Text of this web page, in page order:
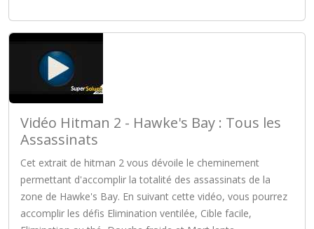
Vidéo Hitman 2 - Hawke's Bay : Tous les
Assassinats
Cet extrait de hitman 2 vous dévoile le cheminement
permettant d'accomplir la totalité des assassinats de la
zone de Hawke's Bay. En suivant cette vidéo, vous pourrez
accomplir les défis Elimination ventilée, Cible facile,